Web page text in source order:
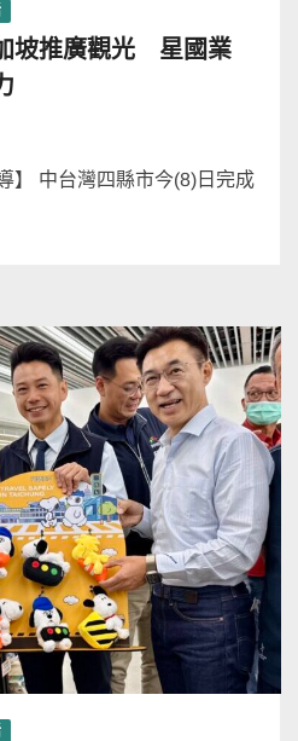
坡推廣觀光 星國業
】 中台灣四縣市今(8)日完成